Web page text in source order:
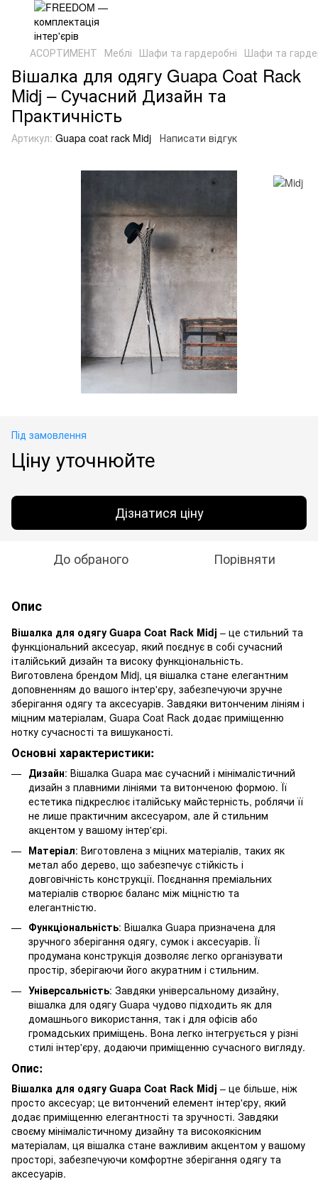
АСОРТИМЕНТ Меблі Шафи та гардеробні Шафи та
Вішалка для одягу Guapa Coat Rack
Midj – Сучасний Дизайн та
Практичність
Артикул: Guapa coat rack Midj Написати відгук
Під замовлення
Ціну уточнюйте
Дізнатися ціну
До обраного Порівняти
Опис
Вішалка для одягу Guapa Coat Rack Midj – це стильний та
функціональний аксесуар, який поєднує в собі сучасний
італійський дизайн та високу функціональність.
Виготовлена брендом Midj, ця вішалка стане елегантним
доповненням до вашого інтер'єру, забезпечуючи зручне
зберігання одягу та аксесуарів. Завдяки витонченим лініям і
міцним матеріалам, Guapa Coat Rack додає приміщенню
нотку сучасності та вишуканості.
Основні характеристики:
Дизайн: Вішалка Guapa має сучасний і мінімалістичний
дизайн з плавними лініями та витонченою формою. Її
естетика підкреслює італійську майстерність, роблячи її
не лише практичним аксесуаром, але й стильним
акцентом у вашому інтер'єрі.
Матеріал: Виготовлена з міцних матеріалів, таких як
метал або дерево, що забезпечує стійкість і
довговічність конструкції. Поєднання преміальних
матеріалів створює баланс між міцністю та
елегантністю.
Функціональність: Вішалка Guapa призначена для
зручного зберігання одягу, сумок і аксесуарів. Її
продумана конструкція дозволяє легко організувати
простір, зберігаючи його акуратним і стильним.
Універсальність: Завдяки універсальному дизайну,
вішалка для одягу Guapa чудово підходить як для
домашнього використання, так і для офісів або
громадських приміщень. Вона легко інтегрується у різні
стилі інтер'єру, додаючи приміщенню сучасного вигляду.
Опис:
Вішалка для одягу Guapa Coat Rack Midj – це більше, ніж
просто аксесуар; це витончений елемент інтер'єру, який
додає приміщенню елегантності та зручності. Завдяки
своєму мінімалістичному дизайну та високоякісним
матеріалам, ця вішалка стане важливим акцентом у вашому
просторі, забезпечуючи комфортне зберігання одягу та
аксесуарів.